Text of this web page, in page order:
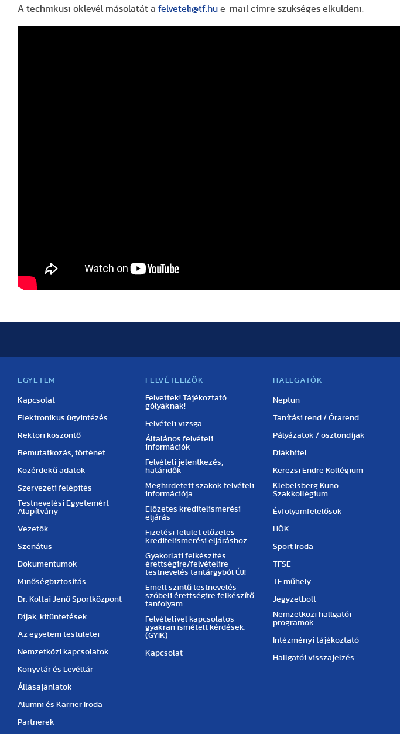
A technikusi oklevél másolatát a felveteli@tf.hu e-mail címre szükséges elküldeni.
EGYETEM
Kapcsolat
Elektronikus ügyintézés
Rektori köszöntő
Bemutatkozás, történet
Közérdekű adatok
Szervezeti felépítés
Testnevelési Egyetemért
Alapítvány
Vezetők
Szenátus
Dokumentumok
Minőségbiztosítás
Dr. Koltai Jenő Sportközpont
Díjak, kitüntetések
Az egyetem testületei
Nemzetközi kapcsolatok
Könyvtár és Levéltár
Állásajánlatok
Alumni és Karrier Iroda
Partnerek
FELVÉTELIZŐK
Felvettek! Tájékoztató
gólyáknak!
Felvételi vizsga
Általános felvételi
információk
Felvételi jelentkezés,
határidők
Meghirdetett szakok felvételi
információja
Előzetes kreditelismerési
eljárás
Fizetési felület előzetes
kreditelismerési eljáráshoz
Gyakorlati felkészítés
érettségire/felvételire
testnevelés tantárgyból ÚJ!
Emelt szintű testnevelés
szóbeli érettségire felkészítő
tanfolyam
Felvételivel kapcsolatos
gyakran ismételt kérdések.
(GYIK)
Kapcsolat
HALLGATÓK
Neptun
Tanítási rend / Órarend
Pályázatok / ösztöndíjak
Diákhitel
Kerezsi Endre Kollégium
Klebelsberg Kuno
Szakkollégium
Évfolyamfelelősök
HÖK
Sport Iroda
TFSE
TF műhely
Jegyzetbolt
Nemzetközi hallgatói
programok
Intézményi tájékoztató
Hallgatói visszajelzés